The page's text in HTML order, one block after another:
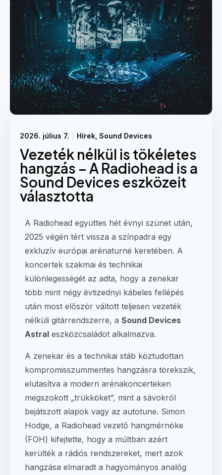
2026. július 7. Hírek Sound Devices
Vezeték nélkül is tökéletes
hangzás – A Radiohead is a
Sound Devices eszközeit
választotta
A Radiohead együttes hét évnyi szünet után,
2025 végén tért vissza a színpadra egy
exkluzív európai arénaturné keretében. A
koncertek szakmai és technikai
különlegességét az adta, hogy a zenekar
több mint négy évtizednyi kábeles fellépés
után most először váltott teljesen vezeték
nélküli gitárrendszerre, a Sound Devices
Astral eszközcsaládot alkalmazva.
A zenekar és a technikai stáb köztudottan
kompromisszummentes hangzásra törekszik,
elutasítva a modern arénakoncerteken
megszokott „trükköket”, mint a sávokról
bejátszott alapok vagy az autotune. Simon
Hodge, a Radiohead vezető hangmérnöke
(FOH) kifejtette, hogy a múltban azért
kerülték a rádiós rendszereket, mert azok
hangzása elmaradt a hagyományos analóg